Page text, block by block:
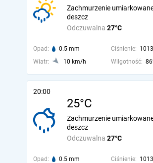
Odczuwalna 27°C
Zachmurzenie
deszcz
Opad: 0.5 mm Ciśnienie:
Wiatr:
10 km/h Wilgotność:
20:00
25°C
Odczuwalna 27°C
Zachmurzenie
deszcz
Opad: 0.5 mm Ciśnienie: